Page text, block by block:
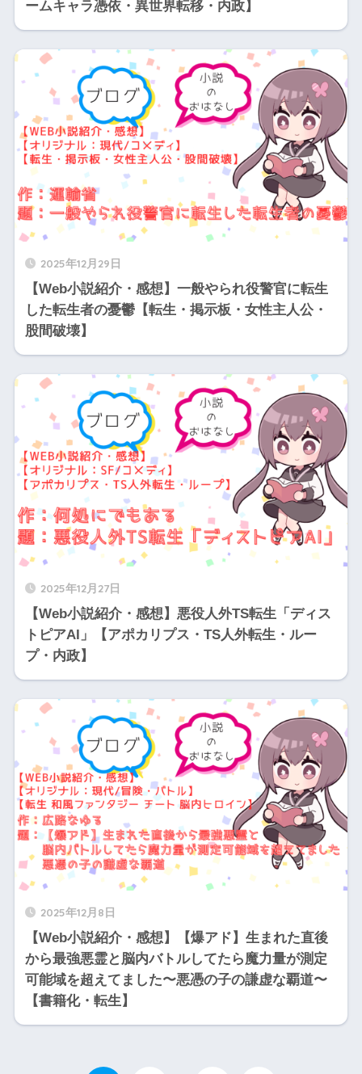
ームキャラ憑依・異世界転移・内政】
2025年12月29日
【Web小説紹介・感想】一般やられ役警官に転生
した転生者の憂鬱【転生・掲示板・女性主人公・
股間破壊】
2025年12月27日
【Web小説紹介・感想】悪役人外TS転生「ディス
トピアAI」【アポカリプス・TS人外転生・ルー
プ・内政】
2025年12月8日
【Web小説紹介・感想】【爆アド】生まれた直後
から最強悪霊と脳内バトルしてたら魔力量が測定
可能域を超えてました〜悪憑の子の謙虚な覇道〜
【書籍化・転生】